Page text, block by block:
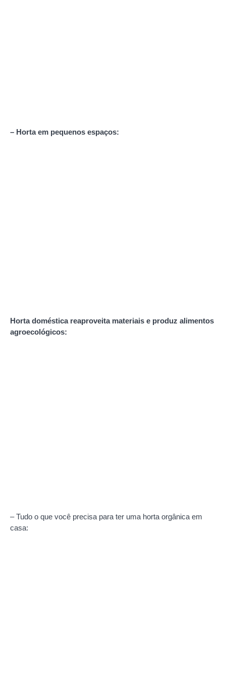
– Horta em pequenos espaços:
Horta doméstica reaproveita materiais e produz alimentos
agroecológicos:
– Tudo o que você precisa para ter uma horta orgânica em
casa: